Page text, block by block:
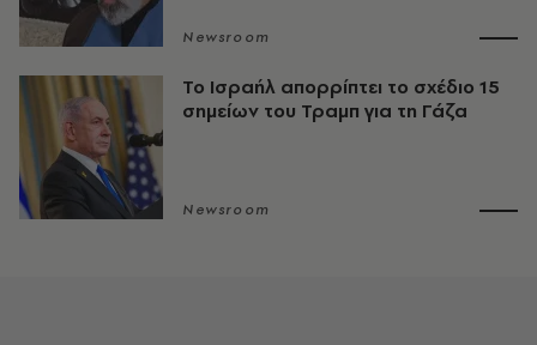
Newsroom
Το Ισραήλ απορρίπτει το σχέδιο 15
σημείων του Τραμπ για τη Γάζα
Newsroom